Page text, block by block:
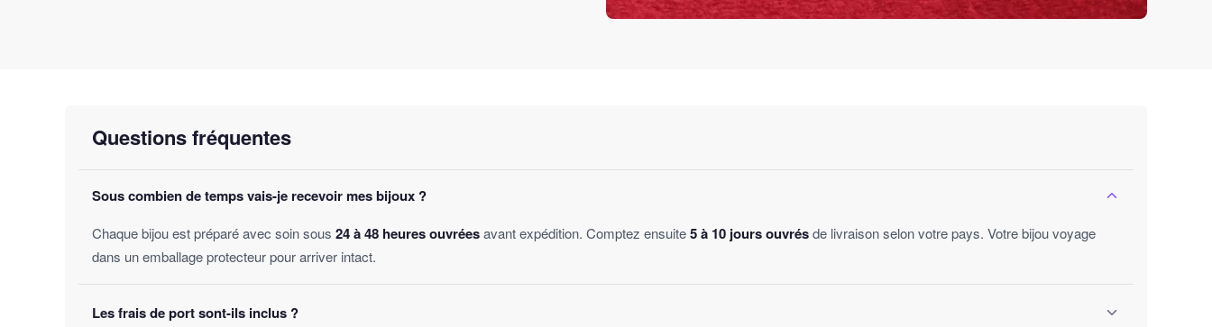
Questions fréquentes
Sous combien de temps vais-je recevoir mes bijoux ?
Chaque bijou est préparé avec soin sous 24 à 48 heures ouvréesavant expédition. Comptez ensuite5 à 10 jours ouvrésde livraison selon votre pays. Votre bijou voyage
dans un emballage protecteur pour arriver intact.
Les frais de port sont-ils inclus ?